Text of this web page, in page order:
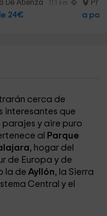
De Atienza 11.1 km
24€ a
cerca de
interesantes que
parajes y aire puro
al
Parque
, hogar del
de Europa y de
la deAyllón, la Sierra
Central y el